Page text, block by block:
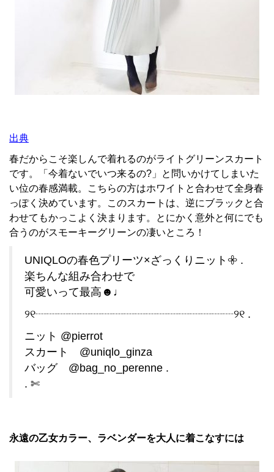
出典
春だからこそ楽しんで着れるのがライトグリーンスカート
です。「今着ないでいつ来るの?」と問いかけてしまいた
い位の春感満載。こちらの方はホワイトと合わせて全身春
っぽく決めています。このスカートは、逆にブラックと合
わせてもかっこよく決まります。とにかく意外と何にでも
合うのがスモーキーグリーンの凄いところ！
UNIQLOの春色プリーツ×ざっくりニット𖧷 .
楽ちんな組み合わせで
可愛いって最高☻♩
୨୧┈┈┈┈┈┈┈┈┈┈┈┈┈┈┈┈┈┈୨୧ .
ニット @pierrot
スカート @uniqlo_ginza
バッグ @bag_no_perenne .
. ✄
永遠の乙女カラー、ラベンダーを大人に着こなすには